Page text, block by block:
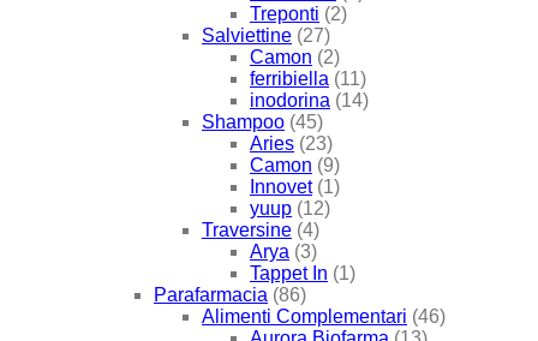
Treponti (2)
Salviettine (27)
Camon (2)
ferribiella (11)
inodorina (14)
Shampoo (45)
Aries (23)
Camon (9)
Innovet (1)
yuup (12)
Traversine (4)
Arya (3)
Tappet In (1)
Parafarmacia (86)
Alimenti Complementari (46)